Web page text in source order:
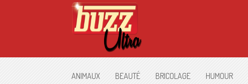
ANIMAUX BEAUTÉ BRICOLAGE HUMOUR